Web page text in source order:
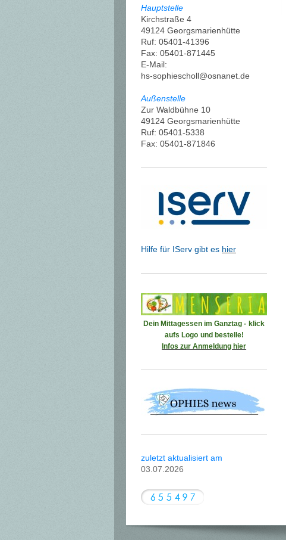
Hauptstelle
Kirchstraße 4
49124 Georgsmarienhütte
Ruf: 05401-41396
Fax: 05401-871445
E-Mail:
hs-sophiescholl@osnanet.de
Außenstelle
Zur Waldbühne 10
49124 Georgsmarienhütte
Ruf: 05401-5338
Fax: 05401-871846
Hilfe für IServ gibt es hier
Dein Mittagessen im Ganztag - klick
aufs Logo und bestelle!
Infos zur Anmeldung hier
zuletzt aktualisiert am
03.07.2026